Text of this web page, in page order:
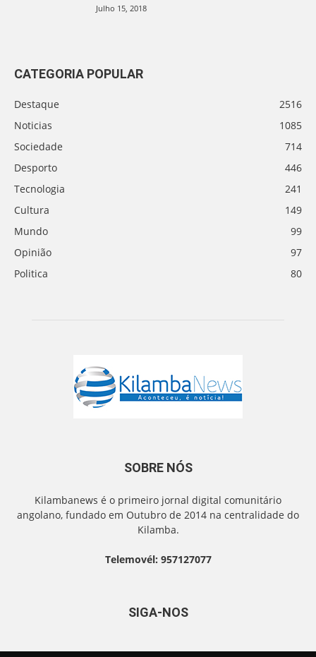
Julho 15, 2018
CATEGORIA POPULAR
Destaque
2516
Noticias
1085
Sociedade
714
Desporto
446
Tecnologia
241
Cultura
149
Mundo
99
Opinião
97
Politica
80
SOBRE NÓS
Kilambanews é o primeiro jornal digital comunitário
angolano, fundado em Outubro de 2014 na centralidade do
Kilamba.
Telemovél: 957127077
SIGA-NOS